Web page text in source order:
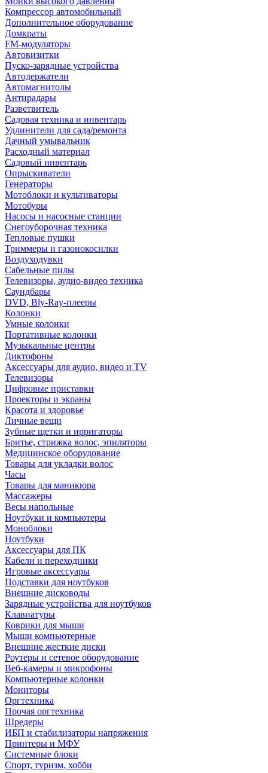
Компрессор автомобильный
Дополнительное оборудование
Домкраты
FM-модуляторы
Автовизитки
Пуско-зарядные устройства
Автодержатели
Автомагнитолы
Антирадары
Разветвитель
Садовая техника и инвентарь
Удлинители для сада/ремонта
Дачный умывальник
Расходный материал
Садовый инвентарь
Опрыскиватели
Генераторы
Мотоблоки и культиваторы
Мотобуры
Насосы и насосные станции
Снегоуборочная техника
Тепловые пушки
Триммеры и газонокосилки
Воздуходувки
Сабельные пилы
Телевизоры, аудио-видео техника
Саундбары
DVD, Bly-Ray-плееры
Колонки
Умные колонки
Портативные колонки
Музыкальные центры
Диктофоны
Аксессуары для аудио, видео и TV
Телевизоры
Цифровые приставки
Проекторы и экраны
Красота и здоровье
Личные вещи
Зубные щетки и ирригаторы
Бритье, стрижка волос, эпиляторы
Медицинское оборудование
Товары для укладки волос
Часы
Товары для маникюра
Массажеры
Весы напольные
Ноутбуки и компьютеры
Моноблоки
Ноутбуки
Аксессуары для ПК
Кабели и переходники
Игровые аксессуары
Подставки для ноутбуков
Внешние дисководы
Зарядные устройства для ноутбуков
Клавиатуры
Коврики для мыши
Мыши компьютерные
Внешние жесткие диски
Роутеры и сетевое оборудование
Веб-камеры и микрофоны
Компьютерные колонки
Мониторы
Оргтехника
Прочая оргтехника
Шредеры
ИБП и стабилизаторы напряжения
Принтеры и МФУ
Системные блоки
Спорт, туризм, хобби